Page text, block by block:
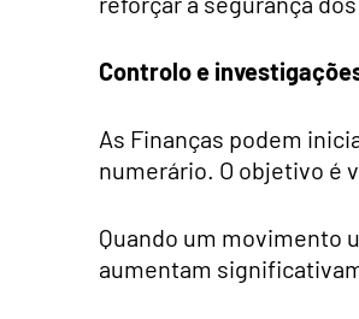
Controlo e
As Finanças podem
numerário. O objetivo é
Quando um movimento
aumentam